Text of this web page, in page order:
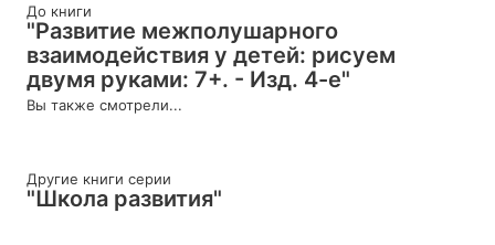
До книги
"Развитие межполушарного
взаимодействия у детей: рисуем
двумя руками: 7+. - Изд. 4-е"
Вы также смотрели...
Другие книги серии
"Школа развития"